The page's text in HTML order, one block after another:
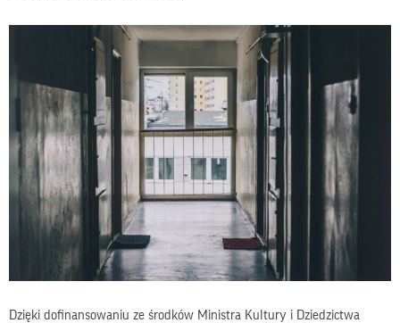
Dzięki dofinansowaniu ze środków Ministra Kultury i Dziedzictwa